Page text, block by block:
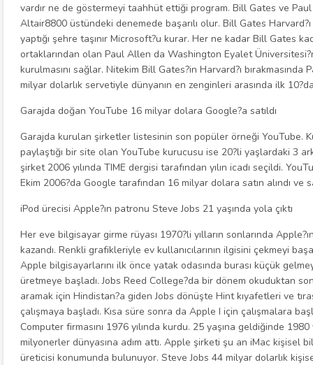
vardır ne de göstermeyi taahhüt ettiği program. Bill Gates ve
Altair8800 üstündeki denemede başarılı olur. Bill Gates
yaptığı şehre taşınır Microsoft?u kurar. Her ne kadar Bill Gates
ortaklarından olan Paul Allen da Washington Eyalet
kurulmasını sağlar. Nitekim Bill Gates?in Harvard?ı
milyar dolarlık servetiyle dünyanın en zenginleri arasında ilk
Garajda doğan YouTube 16 milyar dolara Google?a satıldı
Garajda kurulan şirketler listesinin son popüler örneği YouTube.
paylaştığı bir site olan YouTube kurucusu ise 20?li yaşlardaki 3
şirket 2006 yılında TIME dergisi tarafından yılın icadı seçildi.
Ekim 2006?da Google tarafından 16 milyar dolara satın alındı
iPod ürecisi Apple?ın patronu Steve Jobs 21 yaşında yola çıktı
Her eve bilgisayar girme rüyası 1970?li yılların sonlarında
kazandı. Renkli grafikleriyle ev kullanıcılarının ilgisini çekmeyi
Apple bilgisayarlarını ilk önce yatak odasında burası küçük
üretmeye başladı. Jobs Reed College?da bir dönem okuduktan
aramak için Hindistan?a giden Jobs dönüşte Hint kıyafetleri ve
çalışmaya başladı. Kısa süre sonra da Apple I için çalışmalara
Computer firmasını 1976 yılında kurdu. 25 yaşına geldiğinde
milyonerler dünyasına adım attı. Apple şirketi şu an iMac kişisel
üreticisi konumunda bulunuyor. Steve Jobs 44 milyar dolarlık